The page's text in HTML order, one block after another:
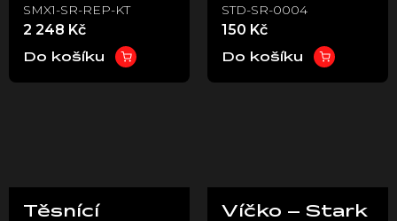
- Stark VARG
EX
SMX1-SR-REP-KT
2 248 Kč
Do košíku
- Stark VARG
EX
STD-SR-0004
150 Kč
Do košíku
Těsnící
Víčko – Stark